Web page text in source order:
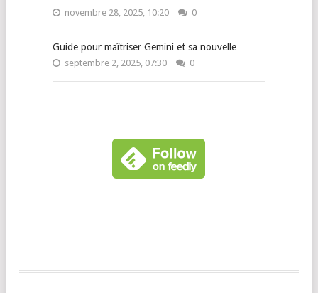
novembre 28, 2025, 10:20 0
Guide pour maîtriser Gemini et sa nouvelle …
septembre 2, 2025, 07:30 0